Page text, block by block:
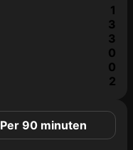
1
3
3
0
0
2
Per 90 minuten